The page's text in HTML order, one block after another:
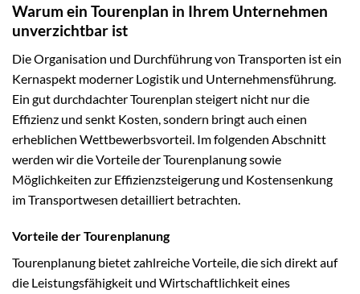
Warum ein Tourenplan in Ihrem Unternehmen
unverzichtbar ist
Die Organisation und Durchführung von Transporten ist ein
Kernaspekt moderner Logistik und Unternehmensführung.
Ein gut durchdachter Tourenplan steigert nicht nur die
Effizienz und senkt Kosten, sondern bringt auch einen
erheblichen Wettbewerbsvorteil. Im folgenden Abschnitt
werden wir die Vorteile der Tourenplanung sowie
Möglichkeiten zur Effizienzsteigerung und Kostensenkung
im Transportwesen detailliert betrachten.
Vorteile der Tourenplanung
Tourenplanung bietet zahlreiche Vorteile, die sich direkt auf
die Leistungsfähigkeit und Wirtschaftlichkeit eines